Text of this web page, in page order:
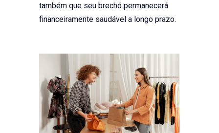
também que seu brechó permanecerá
financeiramente saudável a longo prazo.